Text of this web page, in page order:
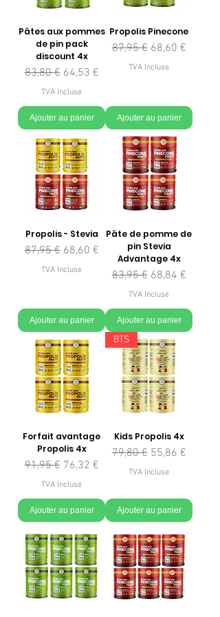
Pâtes aux pommes
de pin pack
discount 4x
Prix original
83,80 € Prix promotionnel
64,53 €
TVA Incluse
Ajouter au panier
Propolis Pinecone
Prix original
87,95 € Prix
68,60 €
TVA Incluse
Ajouter au panier
Propolis - Stevia
Prix original
87,95 € Prix promotionnel
68,60 €
TVA Incluse
Ajouter au panier
Pâte de pomme de
pin Stevia
Advantage 4x
Prix original
83,95 € Prix
68,84 €
TVA Incluse
Ajouter au panier
Forfait avantage
Propolis 4x
Prix original
91,95 € Prix promotionnel
76,32 €
TVA Incluse
Ajouter au panier
BTS
Kids Propolis 4x
Prix original
79,80 € Prix
55,86 €
TVA Incluse
Ajouter au panier